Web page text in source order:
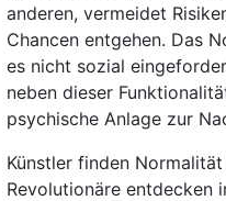
anderen, vermeidet
Chancen entgehen. Das
es nicht sozial
neben dieser
psychische Anlage zur
Künstler finden
Revolutionäre entdecken